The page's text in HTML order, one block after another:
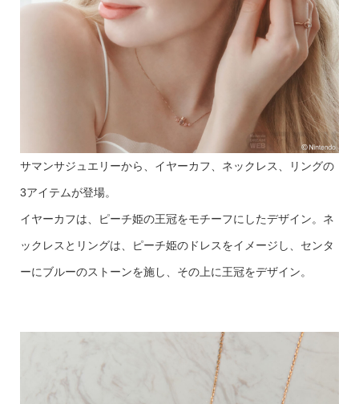
サマンサジュエリーから、イヤーカフ、ネックレス、リングの
3アイテムが登場。
イヤーカフは、ピーチ姫の王冠をモチーフにしたデザイン。 ネ
ックレスとリングは、ピーチ姫のドレスをイメージし、センタ
ーにブルーのストーンを施し、その上に王冠をデザイン。